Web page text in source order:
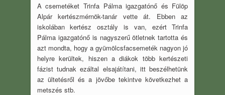
A csemetéket Trinfa Pálma igazgatónő és Fülöp
Alpár kertészmérnök-tanár vette át. Ebben az
iskolában kertész osztály is van, ezért Trinfa
Pálma igazgatónő is nagyszerű ötletnek tartotta és
azt mondta, hogy a gyümölcsfacsemeték nagyon jó
helyre kerültek, hiszen a diákok több kertészeti
fázist tudnak ezáltal elsajátítani, itt beszélhetünk
az ültetésről és a jövőbe tekintve következhet a
metszés stb.